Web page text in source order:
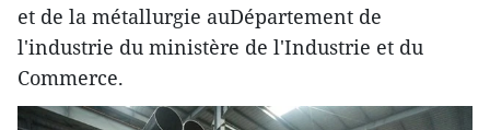
et de la métallurgie auDépartement de
l'industrie du ministère de l'Industrie et du
Commerce.